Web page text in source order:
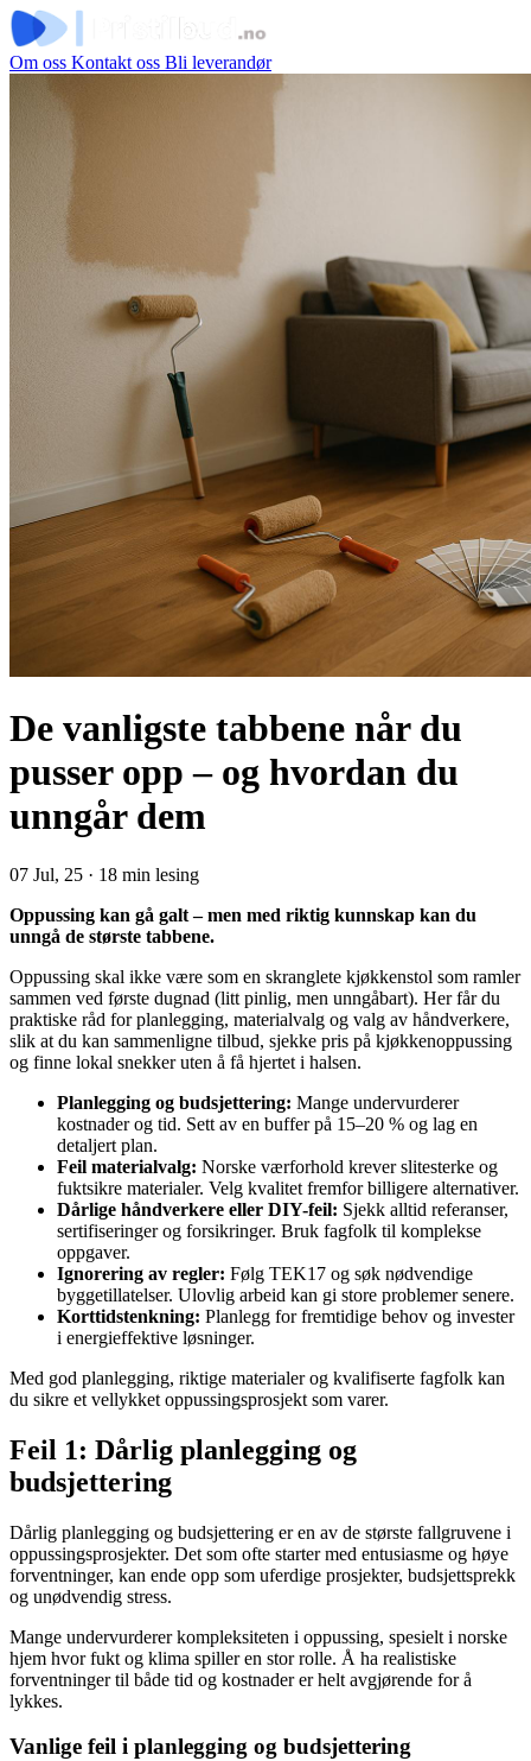
Om oss Kontakt oss Bli leverandør
De vanligste tabbene når du
pusser opp – og hvordan du
unngår dem
07 Jul, 25 · 18 min lesing
Oppussing kan gå galt – men med riktig kunnskap kan du
unngå de største tabbene.
Oppussing skal ikke være som en skranglete kjøkkenstol som ramler
sammen ved første dugnad (litt pinlig, men unngåbart). Her får du
praktiske råd for planlegging, materialvalg og valg av håndverkere,
slik at du kan sammenligne tilbud, sjekke pris på kjøkkenoppussing
og finne lokal snekker uten å få hjertet i halsen.
Planlegging og budsjettering: Mange undervurderer
kostnader og tid. Sett av en buffer på 15–20 % og lag en
detaljert plan.
Feil materialvalg: Norske værforhold krever slitesterke og
fuktsikre materialer. Velg kvalitet fremfor billigere alternativer.
Dårlige håndverkere eller DIY-feil: Sjekk alltid referanser,
sertifiseringer og forsikringer. Bruk fagfolk til komplekse
oppgaver.
Ignorering av regler: Følg TEK17 og søk nødvendige
byggetillatelser. Ulovlig arbeid kan gi store problemer senere.
Korttidstenkning: Planlegg for fremtidige behov og invester
i energieffektive løsninger.
Med god planlegging, riktige materialer og kvalifiserte fagfolk kan
du sikre et vellykket oppussingsprosjekt som varer.
Feil 1: Dårlig planlegging og
budsjettering
Dårlig planlegging og budsjettering er en av de største fallgruvene i
oppussingsprosjekter. Det som ofte starter med entusiasme og høye
forventninger, kan ende opp som uferdige prosjekter, budsjettsprekk
og unødvendig stress.
Mange undervurderer kompleksiteten i oppussing, spesielt i norske
hjem hvor fukt og klima spiller en stor rolle. Å ha realistiske
forventninger til både tid og kostnader er helt avgjørende for å
lykkes.
Vanlige feil i planlegging og budsjettering